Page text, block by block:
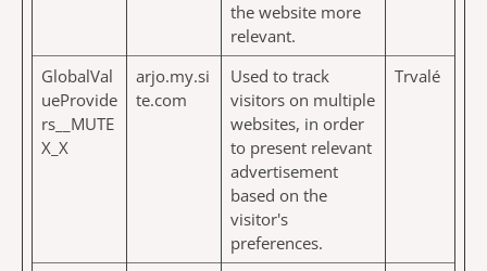
the website more
relevant.
GlobalVal
ueProvide
rs__MUTE
X_X
arjo.my.si
te.com
Used to track
visitors on multiple
websites, in order
to present relevant
advertisement
based on the
visitor's
preferences.
Trvalé